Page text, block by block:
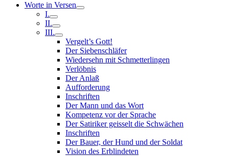
Worte in Versen
I.
II.
III.
Vergelt’s Gott!
Der Siebenschläfer
Wiedersehn mit Schmetterlingen
Verlöbnis
Der Anlaß
Aufforderung
Inschriften
Der Mann und das Wort
Kompetenz vor der Sprache
Der Satiriker geisselt die Schwächen
Inschriften
Der Bauer, der Hund und der Soldat
Vision des Erblindeten